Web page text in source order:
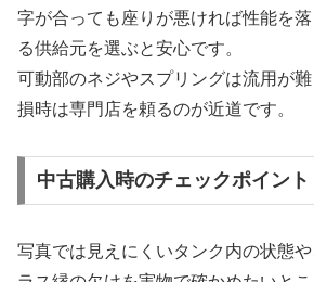
字が合っても座りが悪ければ性能を
る供給元を選ぶと安心です。
可動部のネジやスプリングは流用が
損時は専門店を頼るのが近道です。
中古購入時のチェックポイント
写真では見えにくいタンク内の状態